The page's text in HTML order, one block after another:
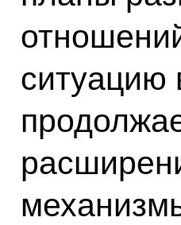
ситуацию